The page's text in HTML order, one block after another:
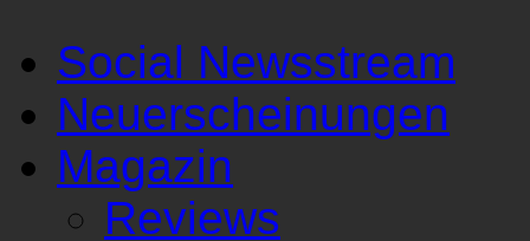
Social Newsstream
Neuerscheinungen
Magazin
Reviews